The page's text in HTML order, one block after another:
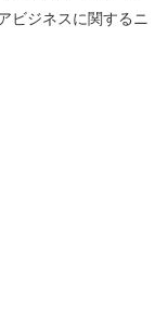
ビジネスに関するニ